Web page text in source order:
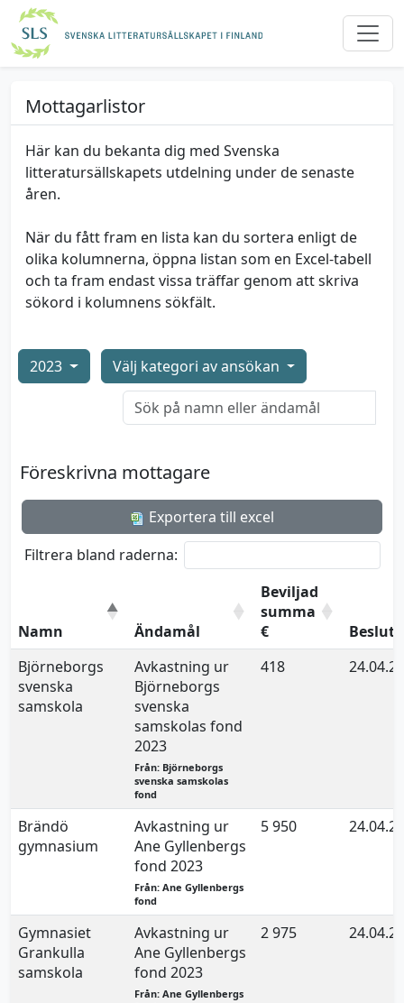
Mottagarlistor
Här kan du bekanta dig med Svenska
litteratursällskapets utdelning under de senaste
åren.
När du fått fram en lista kan du sortera enligt de
olika kolumnerna, öppna listan som en Excel-tabell
och ta fram endast vissa träffar genom att skriva
sökord i kolumnens sökfält.
2023 Välj kategori av ansökan
Föreskrivna mottagare
Exportera till excel
Filtrera bland raderna:
Namn Ändamål
Beviljad
summa
€
Björneborgs
svenska
samskola
Avkastning ur
Björneborgs
svenska
samskolas fond
2023
Från: Björneborgs
svenska samskolas
fond
418
Brändö
gymnasium
Avkastning ur
Ane Gyllenbergs
fond 2023
Från: Ane Gyllenbergs
fond
5 950
Gymnasiet
Grankulla
samskola
Avkastning ur
Ane Gyllenbergs
fond 2023
Från: Ane Gyllenbergs
2 975